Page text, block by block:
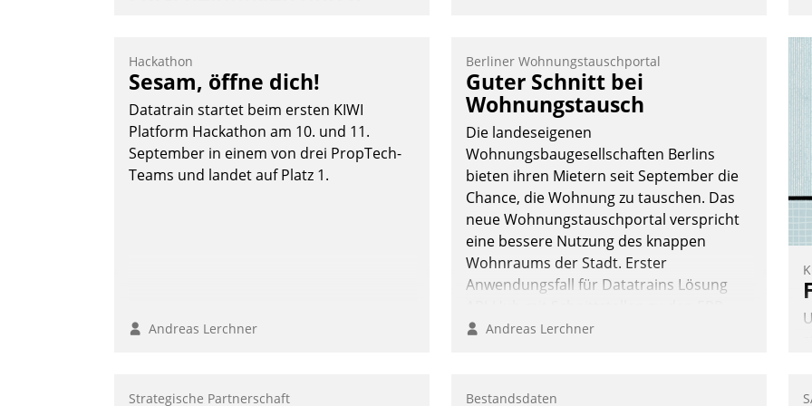
AktivBo und Datatrain kooperieren –
Immobilienunternehmen profitieren: Die
nahtlose Integration der Lösungen von
AktivBo und Datatrain ermöglicht
automatisiert ausgelöste, zielgerichtete
Mieterbefragungen – eine starke
Hackathon
Sesam, öffne dich!
Datatrain startet beim ersten KIWI
Platform Hackathon am 10. und 11.
September in einem von drei PropTech-
Teams und landet auf Platz 1.
Andreas Lerchner
Berliner Wohnungstauschportal
Guter Schnitt bei
Wohnungstausch
Die landeseigenen
Wohnungsbaugesellschaften Berlins
bieten ihren Mietern seit September die
Chance, die Wohnung zu tauschen. Das
neue Wohnungstauschportal verspricht
eine bessere Nutzung des knappen
Wohnraums der Stadt. Erster
Anwendungsfall für Datatrains Lösung
Systemen der Unternehmen.
Andreas Lerchner
Strategische Partnerschaft Bestandsdaten